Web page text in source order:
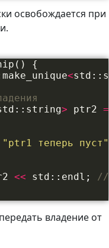
освобождается при
( )
{
make_unique<std ::
:: string> ptr2 =
" ptr1 теперь пуст "
<< std :: endl ;
//
владение от